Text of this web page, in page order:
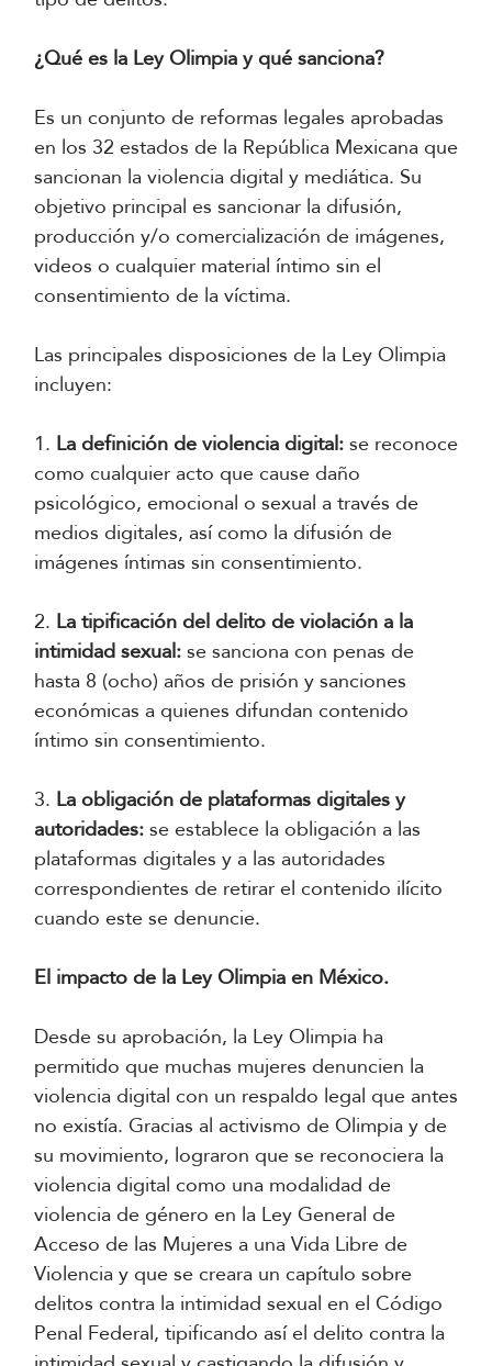
¿Qué es la Ley Olimpia y qué sanciona?
Es un conjunto de reformas legales aprobadas
en los 32 estados de la República Mexicana que
sancionan la violencia digital y mediática. Su
objetivo principal es sancionar la difusión,
producción y/o comercialización de imágenes,
videos o cualquier material íntimo sin el
consentimiento de la víctima.
Las principales disposiciones de la Ley Olimpia
incluyen:
1. La definición de violencia digital: se reconoce
como cualquier acto que cause daño
psicológico, emocional o sexual a través de
medios digitales, así como la difusión de
imágenes íntimas sin consentimiento.
2. La tipificación del delito de violación a la
intimidad sexual: se sanciona con penas de
hasta 8 (ocho) años de prisión y sanciones
económicas a quienes difundan contenido
íntimo sin consentimiento.
3. La obligación de plataformas digitales y
autoridades: se establece la obligación a las
plataformas digitales y a las autoridades
correspondientes de retirar el contenido ilícito
cuando este se denuncie.
El impacto de la Ley Olimpia en México.
Desde su aprobación, la Ley Olimpia ha
permitido que muchas mujeres denuncien la
violencia digital con un respaldo legal que antes
no existía. Gracias al activismo de Olimpia y de
su movimiento, lograron que se reconociera la
violencia digital como una modalidad de
violencia de género en la Ley General de
Acceso de las Mujeres a una Vida Libre de
Violencia y que se creara un capítulo sobre
delitos contra la intimidad sexual en el Código
Penal Federal, tipificando así el delito contra la